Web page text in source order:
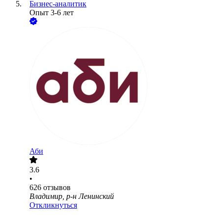
Бизнес-аналитик
Опыт 3-6 лет
Аби
3.6
•
626 отзывов
Владимир, р-н Ленинский
Откликнуться